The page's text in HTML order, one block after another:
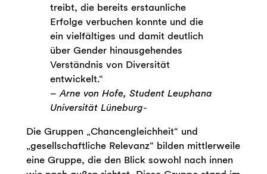
treibt, die bereits erstaunliche
Erfolge verbuchen konnte und die
ein vielfältiges und damit deutlich
über Gender hinausgehendes
Verständnis von Diversität
entwickelt.“
– Arne von Hofe, Student Leuphana
Universität Lüneburg-
Die Gruppen „Chancengleichheit“ und
„gesellschaftliche Relevanz“ bilden mittlerweile
eine Gruppe, die den Blick sowohl nach innen